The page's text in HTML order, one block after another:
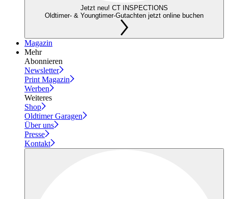
Jetzt neu! CT INSPECTIONS
Oldtimer- & Youngtimer-Gutachten jetzt online buchen
Magazin
Mehr
Abonnieren
Newsletter
Print Magazin
Werben
Weiteres
Shop
Oldtimer Garagen
Über uns
Presse
Kontakt